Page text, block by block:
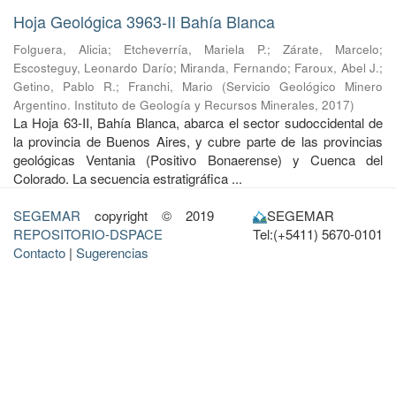
Hoja Geológica 3963-II Bahía Blanca
Folguera, Alicia; Etcheverría, Mariela P.; Zárate, Marcelo;
Escosteguy, Leonardo Darío; Miranda, Fernando; Faroux, Abel J.;
Getino, Pablo R.; Franchi, Mario (Servicio Geológico Minero
Argentino. Instituto de Geología y Recursos Minerales, 2017)
La Hoja 63-II, Bahía Blanca, abarca el sector sudoccidental de
la provincia de Buenos Aires, y cubre parte de las provincias
geológicas Ventania (Positivo Bonaerense) y Cuenca del
Colorado. La secuencia estratigráfica ...
SEGEMAR copyright © 2019
REPOSITORIO-DSPACE
Contacto | Sugerencias
SEGEMAR
Tel:(+5411) 5670-0101